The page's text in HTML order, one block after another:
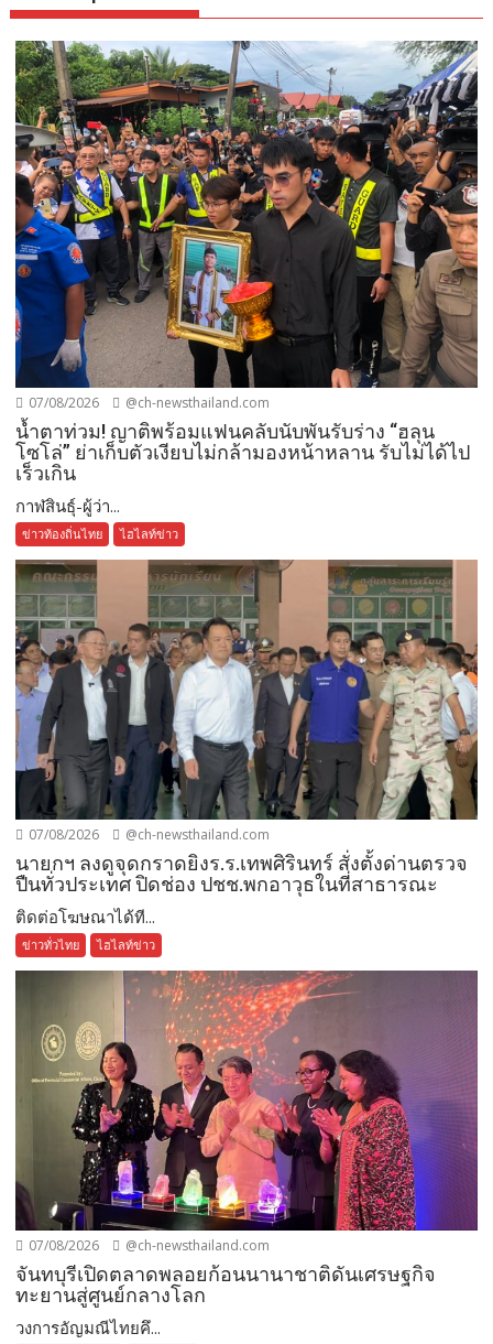
07/08/2026 @ch-newsthailand.com
น้ำตาท่วม! ญาติพร้อมแฟนคลับนับพันรับร่าง “ฮลุน
โซโล่” ย่าเก็บตัวเงียบไม่กล้ามองหน้าหลาน รับไม่ได้ไป
เร็วเกิน
กาฬสินธุ์-ผู้ว่า...
ข่าวท้องถิ่นไทย ไฮไลท์ข่าว
07/08/2026 @ch-newsthailand.com
นายกฯ ลงดูจุดกราดยิงร.ร.เทพศิรินทร์ สั่งตั้งด่านตรวจ
ปืนทั่วประเทศ ปิดช่อง ปชช.พกอาวุธในที่สาธารณะ
ติดต่อโฆษณาได้ที...
ข่าวทั่วไทย ไฮไลท์ข่าว
07/08/2026 @ch-newsthailand.com
จันทบุรีเปิดตลาดพลอยก้อนนานาชาติดันเศรษฐกิจ
ทะยานสู่ศูนย์กลางโลก
วงการอัญมณีไทยคึ...